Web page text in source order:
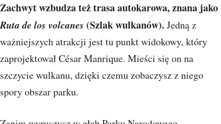
Zachwyt wzbudza też trasa autokarowa, znana jako
Ruta de los volcanes (Szlak wulkanów). Jedną z
ważniejszych atrakcji jest tu punkt widokowy, który
zaprojektował César Manrique. Mieści się on na
szczycie wulkanu, dzięki czemu zobaczysz z niego
spory obszar parku.